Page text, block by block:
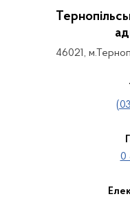
46021,
0